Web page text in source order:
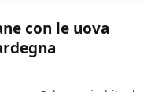
con le uova